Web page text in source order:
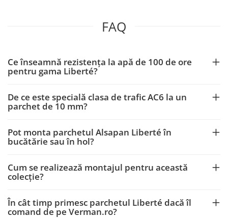
FAQ
Ce înseamnă rezistența la apă de 100 de ore
pentru gama Liberté?
De ce este specială clasa de trafic AC6 la un
parchet de 10 mm?
Pot monta parchetul Alsapan Liberté în
bucătărie sau în hol?
Cum se realizează montajul pentru această
colecție?
În cât timp primesc parchetul Liberté dacă îl
comand de pe Verman.ro?